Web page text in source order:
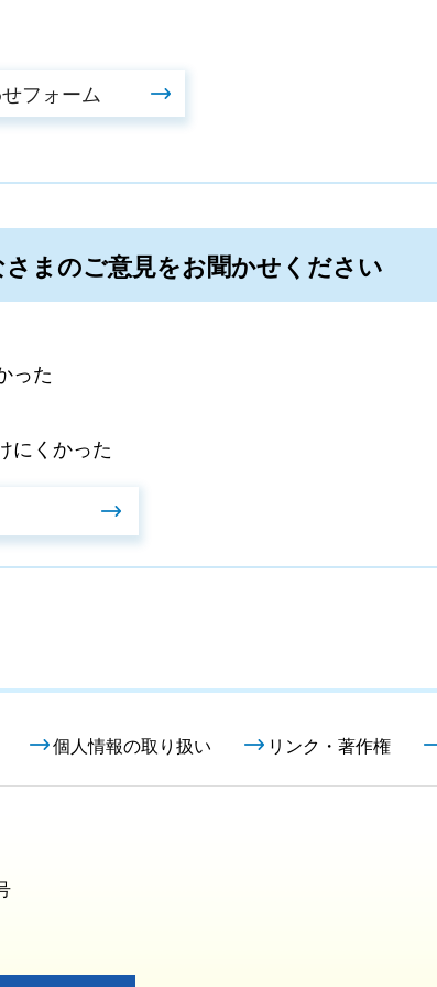
まのご意見をお聞かせください
った
にくかった
個人情報の取り扱い リンク・著作権